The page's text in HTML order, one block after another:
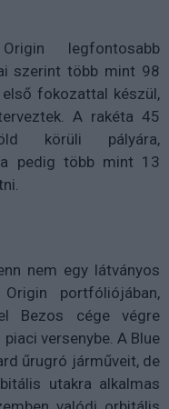
legfontosabb
szerint több mint 98
fokozattal készül,
A rakéta 45
körüli pályára,
pedig több mint 13
nem egy látványos
portfóliójában,
Bezos cége végre
versenybe. A Blue
űrugró járműveit, de
utakra alkalmas